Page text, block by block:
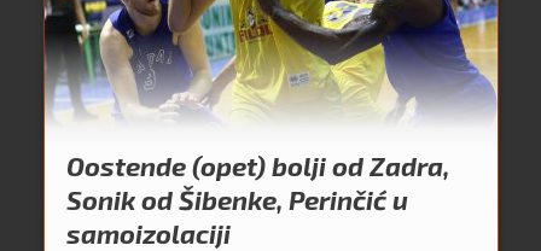
Oostende (opet) bolji od Zadra,
Sonik od Šibenke, Perinčić u
samoizolaciji